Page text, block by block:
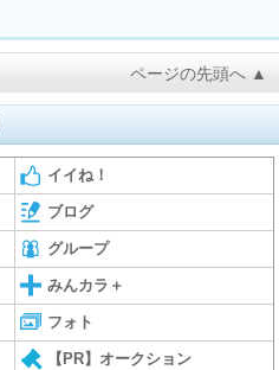
ページの先頭へ ▲
イイね！
ブログ
グループ
みんカラ＋
フォト
【PR】オークション